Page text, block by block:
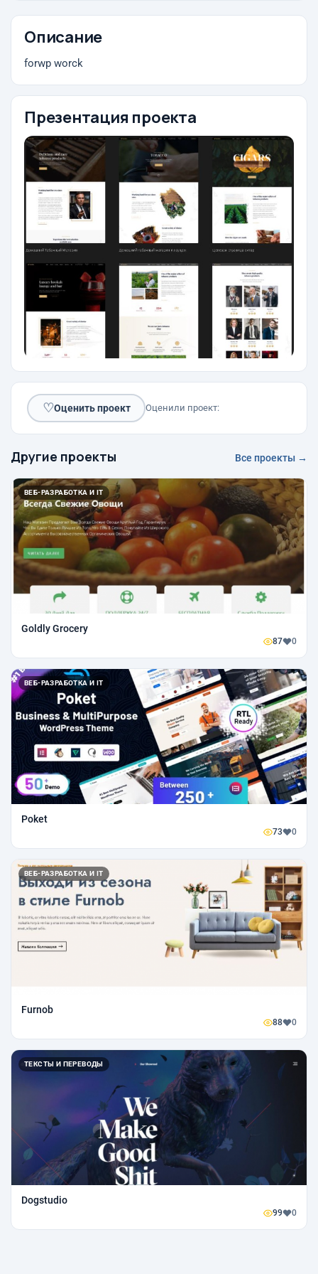
Описание
forwp worck
Презентация проекта
♡Оценить проект Оценили проект:
Другие проекты Все проекты →
ВЕБ-РАЗРАБОТКА И IT
Goldly Grocery
87 0
ВЕБ-РАЗРАБОТКА И IT
Poket
73 0
ВЕБ-РАЗРАБОТКА И IT
Furnob
88 0
ТЕКСТЫ И ПЕРЕВОДЫ
Dogstudio
99 0